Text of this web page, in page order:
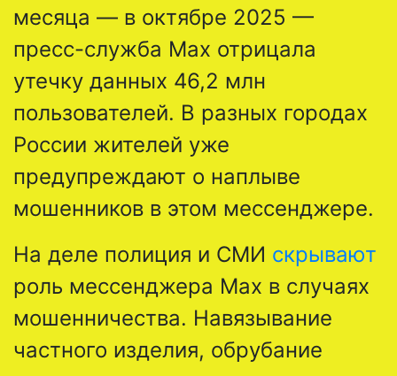
месяца — в октябре 2025 —
пресс-служба Max отрицала
утечку данных 46,2 млн
пользователей. В разных городах
России жителей уже
предупреждают о наплыве
мошенников в этом мессенджере.
На деле полиция и СМИ скрывают
роль мессенджера Max в случаях
мошенничества. Навязывание
частного изделия, обрубание